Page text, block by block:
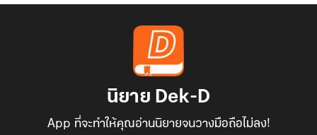
นิยาย Dek-D
App ที่จะทำให้คุณอ่านนิยายจนวางมือถือไม่ลง!